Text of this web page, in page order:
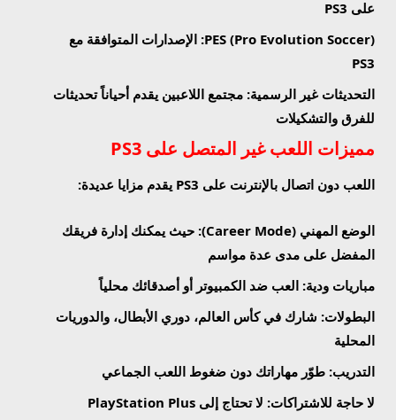
على PS3
PES (Pro Evolution Soccer): الإصدارات المتوافقة مع
PS3
التحديثات غير الرسمية: مجتمع اللاعبين يقدم أحياناً تحديثات
للفرق والتشكيلات
مميزات اللعب غير المتصل على PS3
اللعب دون اتصال بالإنترنت على PS3 يقدم مزايا عديدة:
الوضع المهني (Career Mode)
: حيث يمكنك إدارة فريقك
المفضل على مدى عدة مواسم
مباريات ودية: العب ضد الكمبيوتر أو أصدقائك محلياً
البطولات: شارك في كأس العالم، دوري الأبطال، والدوريات
المحلية
التدريب: طوّر مهاراتك دون ضغوط اللعب الجماعي
لا حاجة للاشتراكات: لا تحتاج إلى PlayStation Plus